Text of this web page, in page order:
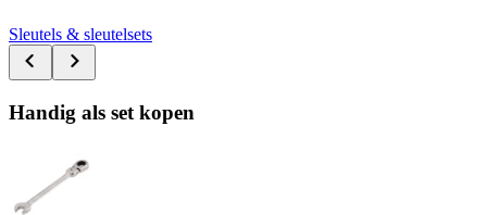
Sleutels & sleutelsets
Handig als set kopen